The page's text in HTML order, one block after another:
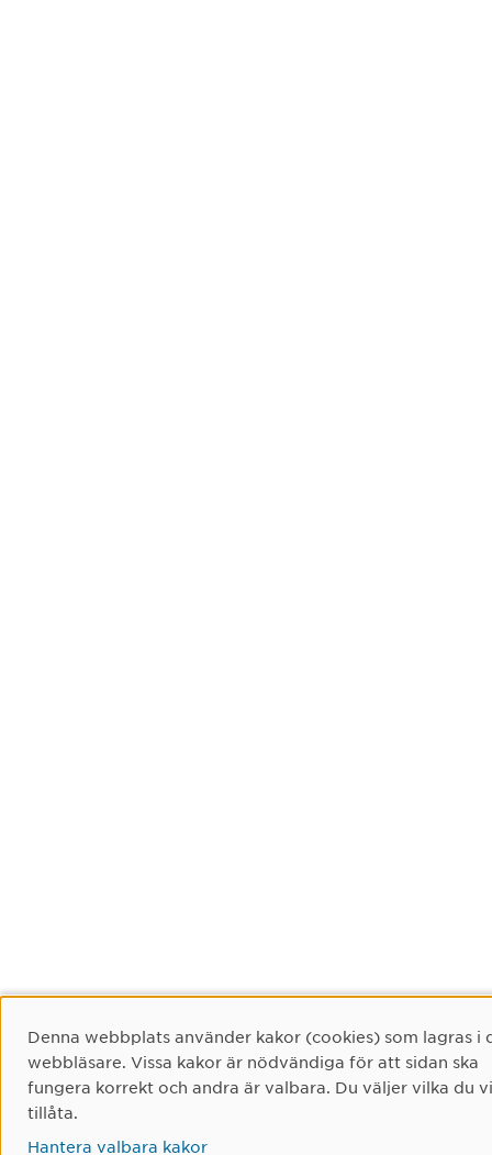
Cookie-samtycke
Denna webbplats använder kakor (cookies) som lagras i
webbläsare. Vissa kakor är nödvändiga för att sidan ska
fungera korrekt och andra är valbara. Du väljer vilka du
tillåta.
Hantera valbara kakor